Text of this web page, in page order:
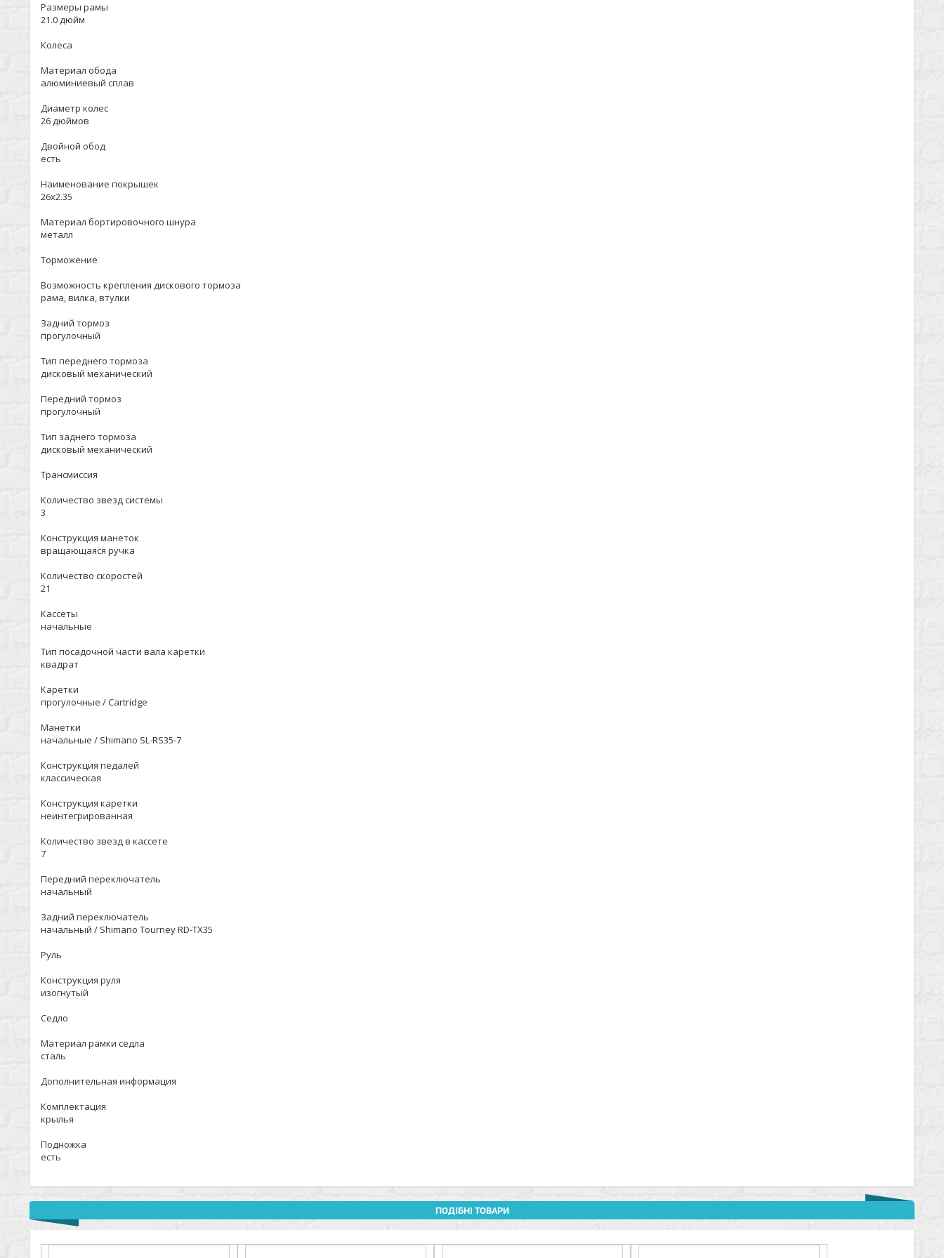
Размеры рамы
21.0 дюйм
Колеса
Материал обода
алюминиевый сплав
Диаметр колес
26 дюймов
Двойной обод
есть
Наименование покрышек
26x2.35
Материал бортировочного шнура
металл
Торможение
Возможность крепления дискового тормоза
рама, вилка, втулки
Задний тормоз
прогулочный
Тип переднего тормоза
дисковый механический
Передний тормоз
прогулочный
Тип заднего тормоза
дисковый механический
Трансмиссия
Количество звезд системы
3
Конструкция манеток
вращающаяся ручка
Количество скоростей
21
Кассеты
начальные
Тип посадочной части вала каретки
квадрат
Каретки
прогулочные / Cartridge
Манетки
начальные / Shimano SL-RS35-7
Конструкция педалей
классическая
Конструкция каретки
неинтегрированная
Количество звезд в кассете
7
Передний переключатель
начальный
Задний переключатель
начальный / Shimano Tourney RD-TX35
Руль
Конструкция руля
изогнутый
Седло
Материал рамки седла
сталь
Дополнительная информация
Комплектация
крылья
Подножка
есть
ПОДІБНІ ТОВАРИ